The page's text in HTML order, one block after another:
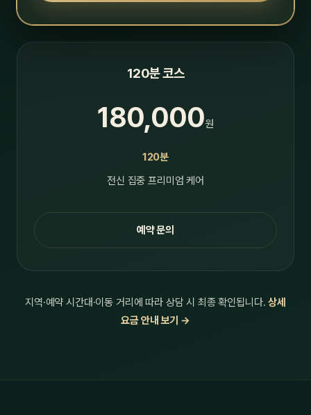
120분 코스
180,000원
120분
전신 집중 프리미엄 케어
예약 문의
지역·예약 시간대·이동 거리에 따라 상담 시 최종 확인됩니다.상세
요금 안내 보기 →